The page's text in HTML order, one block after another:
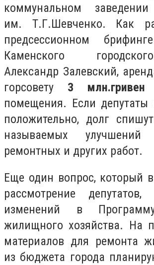
коммунальном заведении
им. Т.Г.Шевченко. Как
предсессионном
Каменского
Александр Залевский,
горсовету 3 млн.гривен
помещения. Если депутаты
положительно, долг
называемых улучшений
ремонтных и других работ.
Еще один вопрос, который
рассмотрение
изменений в
жилищного хозяйства. На
материалов для ремонта
из бюджета города